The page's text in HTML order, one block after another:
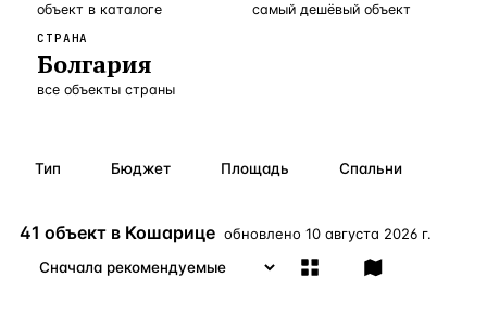
Анталия —Локация
объект в каталоге самый дешёвый объект
СТРАНА
Болгария
все объекты страны
Тип Бюджет Площадь Спальни
41 объект в Кошарице обновлено 10 августа 2026 г.